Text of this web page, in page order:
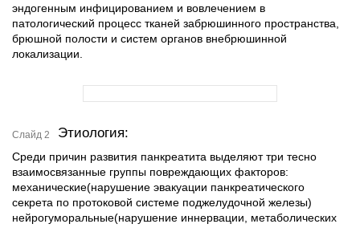
эндогенным инфицированием и вовлечением в
патологический процесс тканей забрюшинного пространства,
брюшной полости и систем органов внебрюшинной
локализации.
Слайд 2 Этиология:
Среди причин развития панкреатита выделяют три тесно
взаимосвязанные группы повреждающих факторов:
механические(нарушение эвакуации панкреатического
секрета по протоковой системе поджелудочной железы)
нейрогуморальные(нарушение иннервации, метаболических